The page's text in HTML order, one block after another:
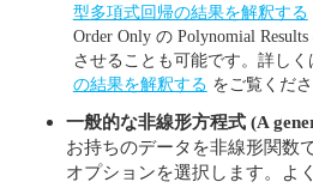
型多項式回帰の結果を解釈する
Order Only の Polynomial
させることも可能です。詳しく
の結果を解釈する をご覧くださ
一般的な非線形方程式 (A
お持ちのデータを非線形関数
オプションを選択します。よ